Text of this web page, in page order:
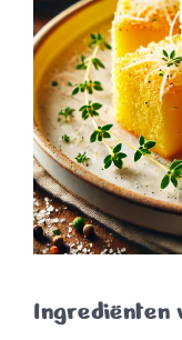
Ingrediënten